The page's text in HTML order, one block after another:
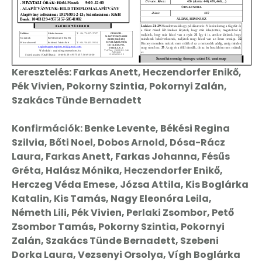
Keresztelés: Farkas Anett, Heczendorfer Enikő,
Pék Vivien, Pokorny Szintia, Pokornyi Zalán,
Szakács Tünde Bernadett
Konfirmációk: Benke Levente, Békési Regina
Szilvia, Bőti Noel, Dobos Arnold, Dósa-Rácz
Laura, Farkas Anett, Farkas Johanna, Fésűs
Gréta, Halász Mónika, Heczendorfer Enikő,
Herczeg Véda Emese, Józsa Attila, Kis Boglárka
Katalin, Kis Tamás, Nagy Eleonóra Leila,
Németh Lili, Pék Vivien, Perlaki Zsombor, Pető
Zsombor Tamás, Pokorny Szintia, Pokornyi
Zalán, Szakács Tünde Bernadett, Szebeni
Dorka Laura, Vezsenyi Orsolya, Vígh Boglárka